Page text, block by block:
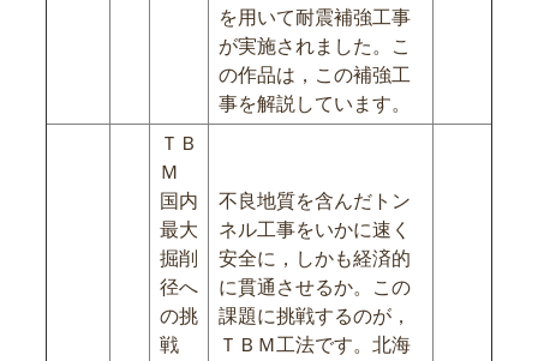
を用いて耐震補強工事
が実施されました。こ
の作品は，この補強工
事を解説しています。
ＴＢ
Ｍ
国内
最大
掘削
径へ
の挑
戦
不良地質を含んだトン
ネル工事をいかに速く
安全に，しかも経済的
に貫通させるか。この
課題に挑戦するのが，
ＴＢＭ工法です。北海